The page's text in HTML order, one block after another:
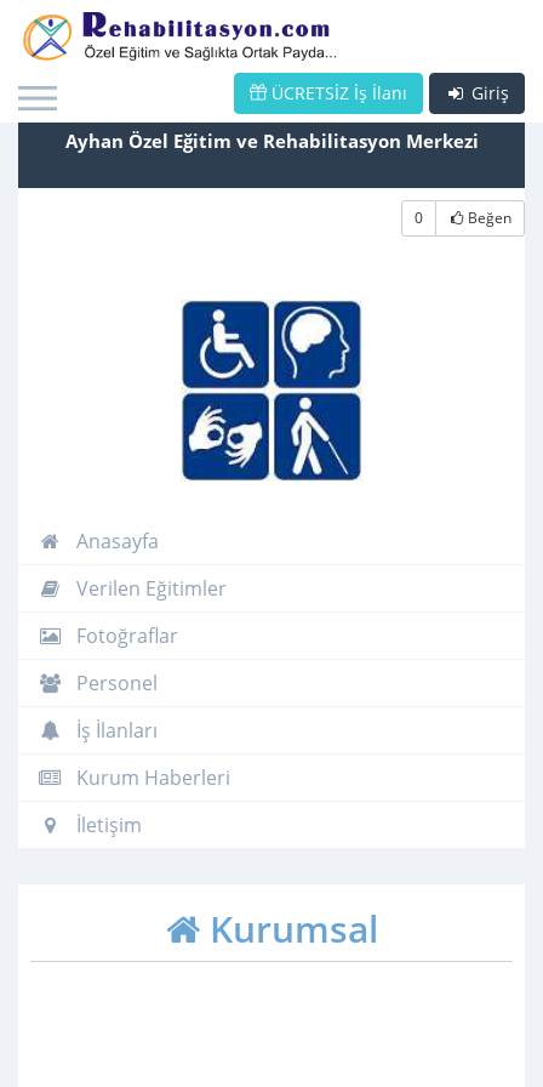
Giriş
ÜCRETSİZ İş İlanı
Ayhan Özel Eğitim ve Rehabilitasyon Merkezi
0 Beğen
Anasayfa
Verilen Eğitimler
Fotoğraflar
Personel
İş İlanları
Kurum Haberleri
İletişim
Kurumsal